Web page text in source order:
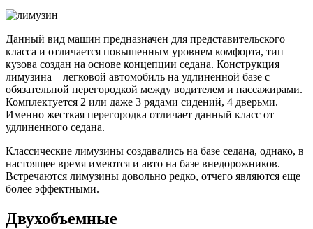
Данный вид машин предназначен для представительского
класса и отличается повышенным уровнем комфорта, тип
кузова создан на основе концепции седана. Конструкция
лимузина – легковой автомобиль на удлиненной базе с
обязательной перегородкой между водителем и пассажирами.
Комплектуется 2 или даже 3 рядами сидений, 4 дверьми.
Именно жесткая перегородка отличает данный класс от
удлиненного седана.
Классические лимузины создавались на базе седана, однако, в
настоящее время имеются и авто на базе внедорожников.
Встречаются лимузины довольно редко, отчего являются еще
более эффектными.
Двухобъемные